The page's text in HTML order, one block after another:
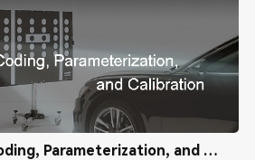
2013 Audi Q5 Coding, Parameterization, and Calibration